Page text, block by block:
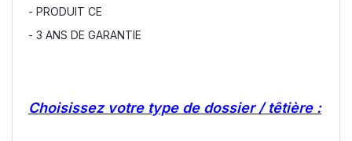
- PRODUIT CE
- 3 ANS DE GARANTIE
Choisissez votre type de dossier / têtière :